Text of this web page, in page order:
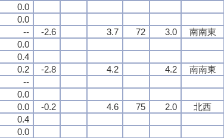
0.0
0.0
-- -2.6 3.7 72 3.0 南南東
0.0
0.4
0.2 -2.8 4.2 4.2 南南東
--
0.0
0.0 -0.2 4.6 75 2.0 北西
0.4
0.0
0.0
0.0
-- -2.6 3.7 72 3.0 南南東
0.0
0.4
0.2 -2.8 4.2 4.2 南南東
--
0.0
0.0 -0.2 4.6 75 2.0 北西
0.4
0.0
0.0
0.0
-- -2.6 3.7 72 3.0 南南東
0.0
0.4
0.2 -2.8 4.2 4.2 南南東
--
0.0
0.0 -0.2 4.6 75 2.0 北西
0.4
0.0
0.0
0.0
-- -2.6 3.7 72 3.0 南南東
0.0
0.4
0.2 -2.8 4.2 4.2 南南東
--
0.0
0.0 -0.2 4.6 75 2.0 北西
0.4
0.0